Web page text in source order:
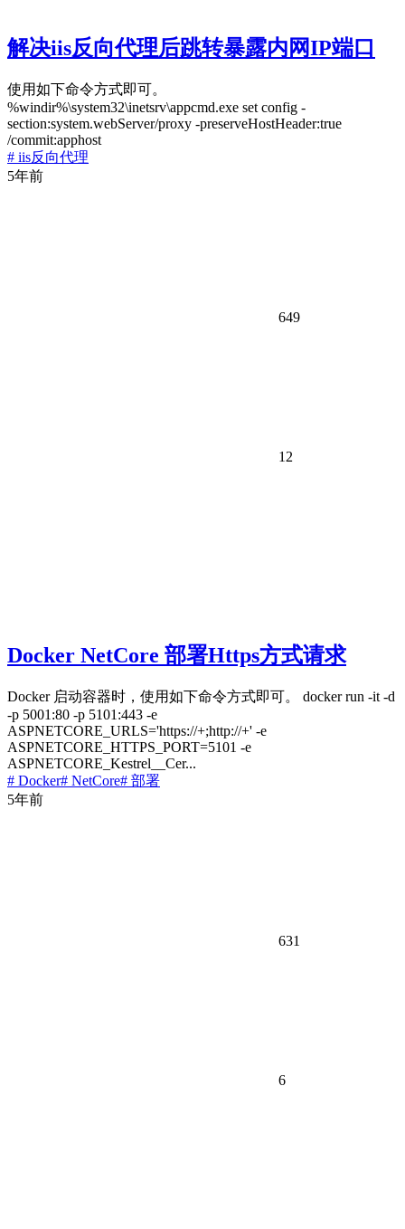
解决iis反向代理后跳转暴露内网IP端口
使用如下命令方式即可。
%windir%\system32\inetsrv\appcmd.exe set config -
section:system.webServer/proxy -preserveHostHeader:true
/commit:apphost
# iis反向代理
5年前
649
12
Docker NetCore 部署Https方式请求
Docker 启动容器时，使用如下命令方式即可。 docker run -it -d
-p 5001:80 -p 5101:443 -e
ASPNETCORE_URLS='https://+;http://+' -e
ASPNETCORE_HTTPS_PORT=5101 -e
ASPNETCORE_Kestrel__Cer...
# Docker# NetCore# 部署
5年前
631
6